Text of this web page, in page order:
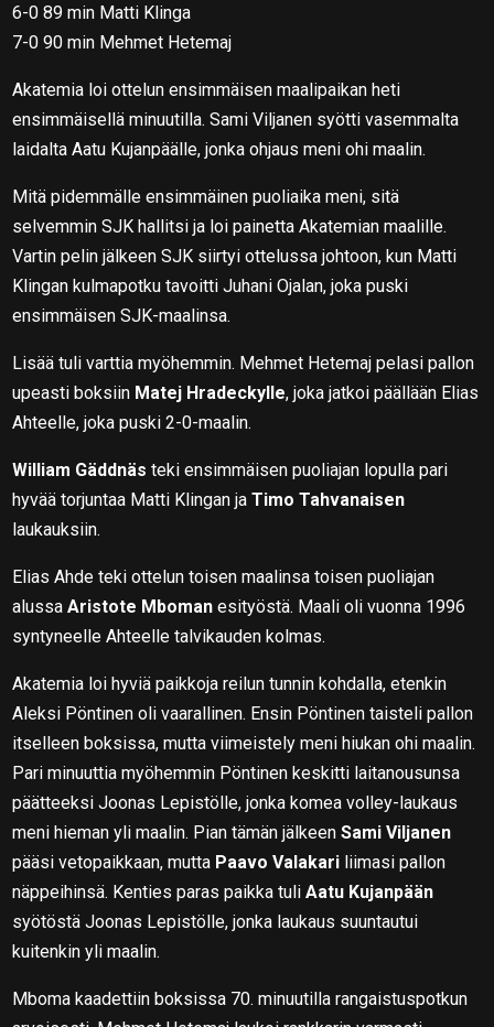
6-0 89 min Matti Klinga
7-0 90 min Mehmet Hetemaj
Akatemia loi ottelun ensimmäisen maalipaikan heti
ensimmäisellä minuutilla. Sami Viljanen syötti vasemmalta
laidalta Aatu Kujanpäälle, jonka ohjaus meni ohi maalin.
Mitä pidemmälle ensimmäinen puoliaika meni, sitä
selvemmin SJK hallitsi ja loi painetta Akatemian maalille.
Vartin pelin jälkeen SJK siirtyi ottelussa johtoon, kun Matti
Klingan kulmapotku tavoitti Juhani Ojalan, joka puski
ensimmäisen SJK-maalinsa.
Lisää tuli varttia myöhemmin. Mehmet Hetemaj pelasi pallon
upeasti boksiin Matej Hradeckylle, joka jatkoi päällään Elias
Ahteelle, joka puski 2-0-maalin.
William Gäddnäs teki ensimmäisen puoliajan lopulla pari
hyvää torjuntaa Matti Klingan jaTimo Tahvanaisen
laukauksiin.
Elias Ahde teki ottelun toisen maalinsa toisen puoliajan
alussaAristote Mboman esityöstä. Maali oli vuonna 1996
syntyneelle Ahteelle talvikauden kolmas.
Akatemia loi hyviä paikkoja reilun tunnin kohdalla, etenkin
Aleksi Pöntinen oli vaarallinen. Ensin Pöntinen taisteli pallon
itselleen boksissa, mutta viimeistely meni hiukan ohi maalin.
Pari minuuttia myöhemmin Pöntinen keskitti laitanousunsa
päätteeksi Joonas Lepistölle, jonka komea volley-laukaus
meni hieman yli maalin. Pian tämän jälkeenSami Viljanen
pääsi vetopaikkaan, mutta Paavo Valakari liimasi pallon
näppeihinsä. Kenties paras paikka tuliAatu Kujanpään
syötöstä Joonas Lepistölle, jonka laukaus suuntautui
kuitenkin yli maalin.
Mboma kaadettiin boksissa 70. minuutilla rangaistuspotkun